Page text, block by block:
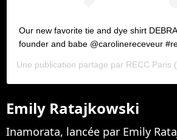
Our new favorite tie and dye shirt
founder and babe @carolinereceveur
Une publication partage par RECC Paris
Emily Ratajkowski
Inamorata, lancée par Emily